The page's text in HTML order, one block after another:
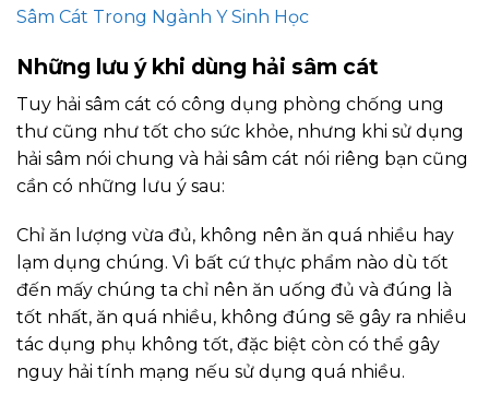
Sâm Cát Trong Ngành Y Sinh Học
Những lưu ý khi dùng hải sâm cát
Tuy hải sâm cát có công dụng phòng chống ung
thư cũng như tốt cho sức khỏe, nhưng khi sử dụng
hải sâm nói chung và hải sâm cát nói riêng bạn cũng
cần có những lưu ý sau:
Chỉ ăn lượng vừa đủ, không nên ăn quá nhiều hay
lạm dụng chúng. Vì bất cứ thực phẩm nào dù tốt
đến mấy chúng ta chỉ nên ăn uống đủ và đúng là
tốt nhất, ăn quá nhiều, không đúng sẽ gây ra nhiều
tác dụng phụ không tốt, đặc biệt còn có thể gây
nguy hải tính mạng nếu sử dụng quá nhiều.